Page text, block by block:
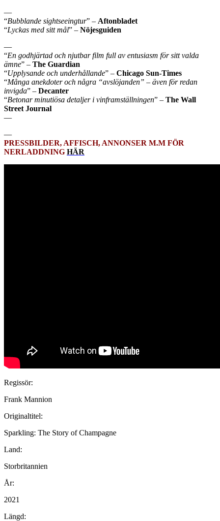
—
“Bubblande sightseeingtur” – Aftonbladet
“Lyckas med sitt mål” – Nöjesguiden
—
“En godhjärtad och njutbar film full av entusiasm för sitt valda
ämne” – The Guardian
“Upplysande och underhållande” – Chicago Sun-Times
“Många anekdoter och några “avslöjanden” – även för redan
invigda” – Decanter
“Betonar minutiösa detaljer i vinframställningen” – The Wall
Street Journal
—
—
PRESSBILDER, AFFISCH, ANNONSER M.M FÖR
NERLADDNING HÄR
Regissör:
Frank Mannion
Originaltitel:
Sparkling: The Story of Champagne
Land:
Storbritannien
År:
2021
Längd: